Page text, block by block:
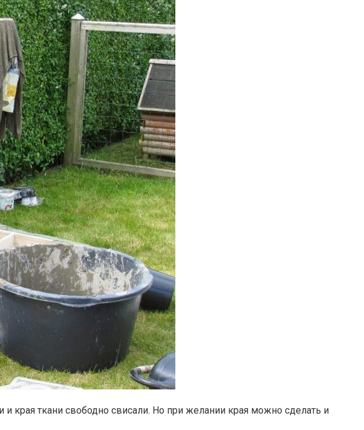
края ткани свободно свисали. Но при желании края можно сделать и